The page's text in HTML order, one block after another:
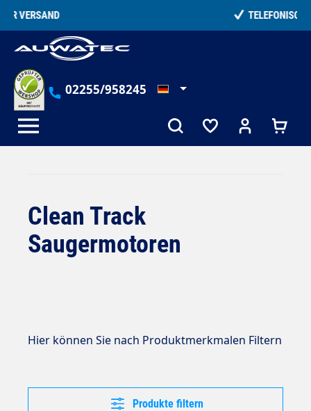
springen TELEFONISCHE BERATUNG
02255/958245
Clean Track
Saugermotoren
Hier können Sie nach Produktmerkmalen Filtern
Produkte filtern